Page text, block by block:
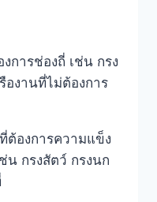
การช่องถี่ เช่น กรง
งานที่ไม่ต้องการ
ต้องการความแข็ง
น กรงสัตว์ กรงนก